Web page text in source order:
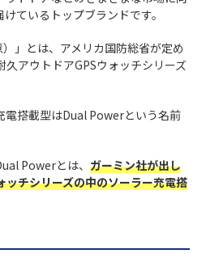
ているトップブランドです。
」とは、アメリカ国防総省が定め
アウトドアGPSウォッチシリーズ
電搭載型はDual Powerという名前
Powerとは、 ガーミン社が出し
ッチシリーズの中のソーラー充電搭